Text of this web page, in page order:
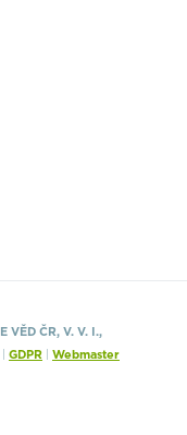
VĚD ČR, V. V. I.,
GDPR Webmaster